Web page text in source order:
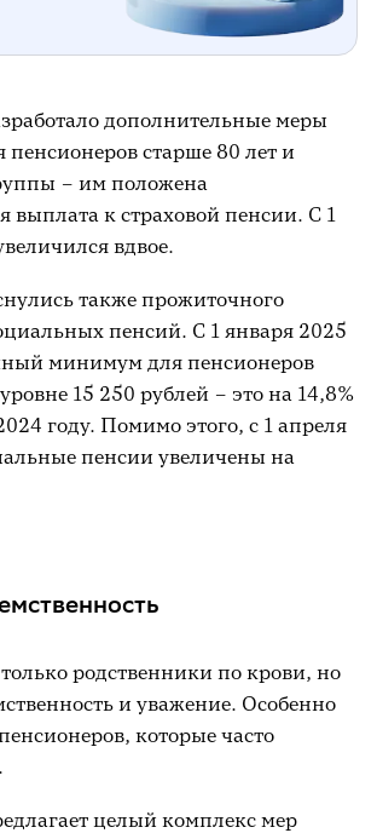
дополнительные меры
старше 80 лет и
– им положена
выплата к страховой пенсии. С 1
вдвое.
также прожиточного
пенсий. С 1 января 2025
минимум для пенсионеров
15 250 рублей – это на 14,8%
году. Помимо этого, с 1 апреля
пенсии увеличены на
родственники по крови, но
и уважение. Особенно
которые часто
целый комплекс мер